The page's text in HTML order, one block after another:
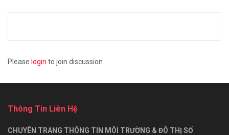
Please login to join discussion
Thông Tin Liên Hệ
CHUYÊN TRANG THÔNG TIN MÔI TRƯỜNG & ĐÔ THỊ SỐ